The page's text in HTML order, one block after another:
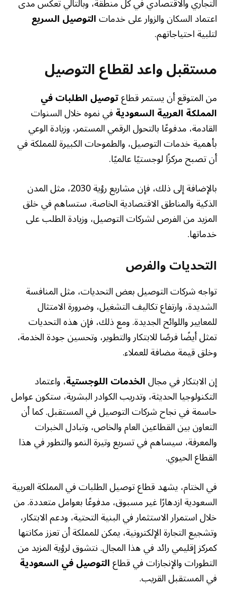
اعتماد السكان والزوار على خدماتالتوصيل السريع
لتلبية احتياجاتهم.
مستقبل واعد لقطاع التوصيل
من المتوقع أن يستمر قطاعتوصيل الطلبات في
المملكة العربية السعوديةفي نموه خلال السنوات
القادمة، مدفوعًا بالتحول الرقمي المستمر، وزيادة الوعي
بأهمية خدمات التوصيل، والطموحات الكبيرة للمملكة في
أن تصبح مركزًا لوجستيًا عالميًا.
بالإضافة إلى ذلك، فإن مشاريع رؤية 2030، مثل المدن
الذكية والمناطق الاقتصادية الخاصة، ستساهم في خلق
المزيد من الفرص لشركات التوصيل، وزيادة الطلب على
خدماتها.
التحديات والفرص
تواجه شركات التوصيل بعض التحديات، مثل المنافسة
الشديدة، وارتفاع تكاليف التشغيل، وضرورة الامتثال
للمعايير واللوائح الجديدة. ومع ذلك، فإن هذه التحديات
تمثل أيضًا فرصًا للابتكار والتطوير، وتحسين جودة الخدمة،
وخلق قيمة مضافة للعملاء.
إن الابتكار في مجالالخدمات اللوجستية، واعتماد
التكنولوجيا الحديثة، وتدريب الكوادر البشرية، ستكون عوامل
حاسمة في نجاح شركات التوصيل في المستقبل. كما أن
التعاون بين القطاعين العام والخاص، وتبادل الخبرات
والمعرفة، سيساهم في تسريع وتيرة النمو والتطور في هذا
القطاع الحيوي.
في الختام، يشهد قطاع توصيل الطلبات في المملكة العربية
السعودية ازدهارًا غير مسبوق، مدفوعًا بعوامل متعددة. من
خلال استمرار الاستثمار في البنية التحتية، ودعم الابتكار،
وتشجيع التجارة الإلكترونية، يمكن للمملكة أن تعزز مكانتها
كمركز إقليمي رائد في هذا المجال. نتشوق لرؤية المزيد من
التطورات والإنجازات في قطاعالتوصيل في السعودية
في المستقبل القريب.